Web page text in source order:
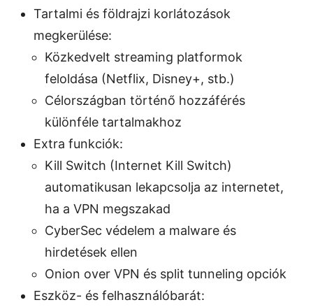
Tartalmi és földrajzi korlátozások
megkerülése:
Közkedvelt streaming platformok
feloldása (Netflix, Disney+, stb.)
Célországban történő hozzáférés
különféle tartalmakhoz
Extra funkciók:
Kill Switch (Internet Kill Switch)
automatikusan lekapcsolja az internetet,
ha a VPN megszakad
CyberSec védelem a malware és
hirdetések ellen
Onion over VPN és split tunneling opciók
Eszköz- és felhasználóbarát: